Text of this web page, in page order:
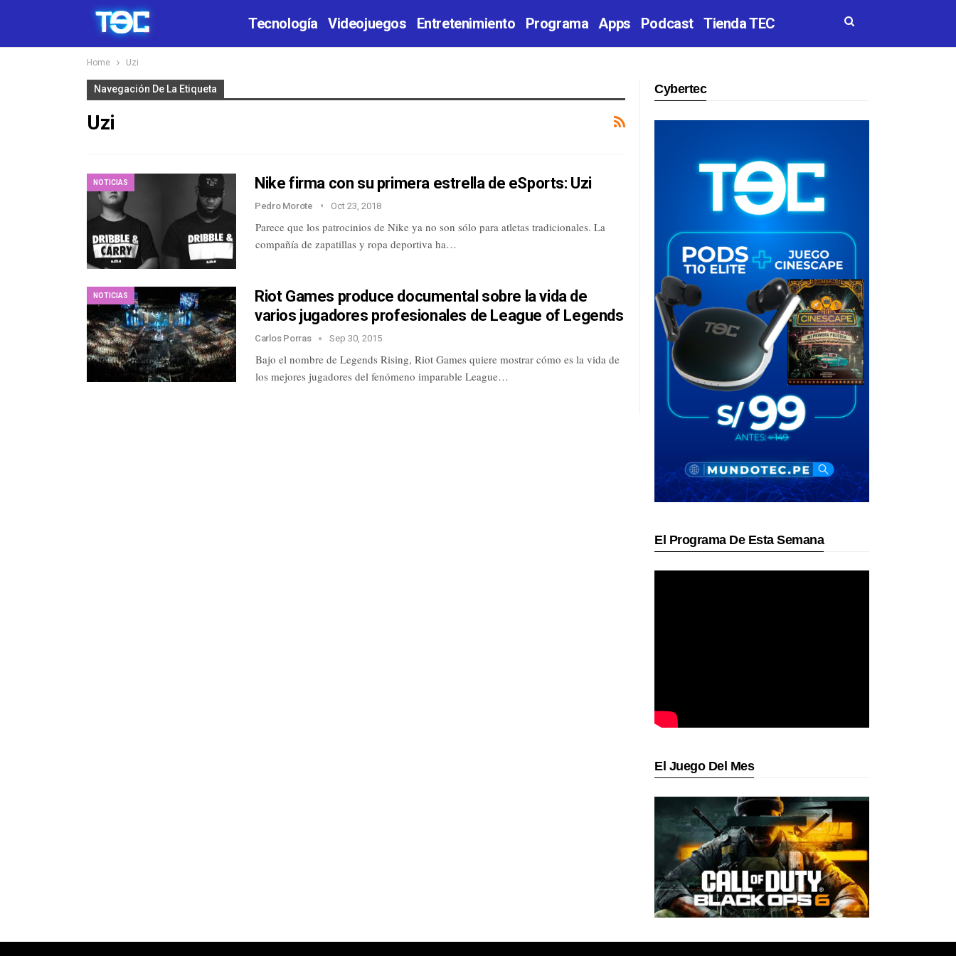
Tecnología Videojuegos Entretenimiento Programa Apps Podcast Tienda TEC
Home Uzi
Navegación De La Etiqueta
Uzi
NOTICIAS Nike firma con su primera estrella de eSports: Uzi
Pedro Morote Oct 23, 2018
Parece que los patrocinios de Nike ya no son sólo para atletas tradicionales. La
compañía de zapatillas y ropa deportiva ha…
NOTICIAS
Riot Games produce documental sobre la vida de
varios jugadores profesionales de League of Legends
Carlos Porras Sep 30, 2015
Bajo el nombre de Legends Rising, Riot Games quiere mostrar cómo es la vida de
los mejores jugadores del fenómeno imparable League…
Cybertec
El Programa De Esta Semana
El Juego Del Mes